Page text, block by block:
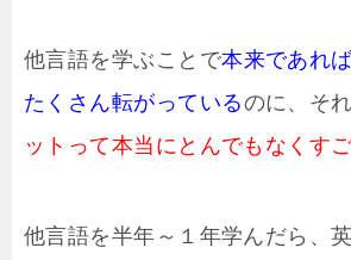
他言語を学ぶことで本来であれ
たくさん転がっているのに、そ
ットって本当にとんでもなくす
他言語を半年～１年学んだら、